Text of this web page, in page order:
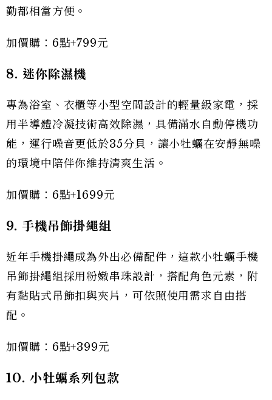
勤都相當方便。
加價購：6點+799元
8. 迷你除濕機
專為浴室、衣櫃等小型空間設計的輕量級家電，採
用半導體冷凝技術高效除濕，具備滿水自動停機功
能，運行噪音更低於35分貝，讓小牡蠣在安靜無噪
的環境中陪伴你維持清爽生活。
加價購：6點+1699元
9. 手機吊飾掛繩組
近年手機掛繩成為外出必備配件，這款小牡蠣手機
吊飾掛繩組採用粉嫩串珠設計，搭配角色元素，附
有黏貼式吊飾扣與夾片，可依照使用需求自由搭
配。
加價購：6點+399元
10. 小牡蠣系列包款